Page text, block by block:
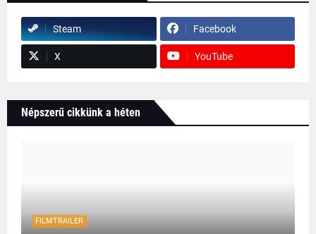
Steam Facebook
X YouTube
Népszerű cikkünk a héten
FILMTRAILER